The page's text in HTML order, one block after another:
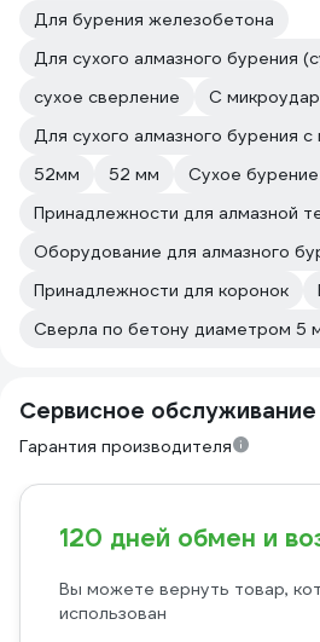
Для бурения железобетона
Для сухого алмазного бурения
сухое сверление
С
Для сухого алмазного бурения
52мм
52 мм
Сухое
Принадлежности для алмазной
Оборудование для алмазного
Принадлежности для коронок
Сверла по бетону диаметром 5
Сервисное обслуживание
Гарантия производителя
120 дней обмен и
Вы можете вернуть товар,
использован